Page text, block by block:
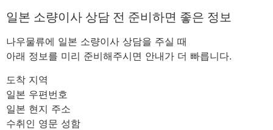
일본 소량이사 상담 전 준비하면 좋은 정보
나우물류에 일본 소량이사 상담을 주실 때
아래 정보를 미리 준비해주시면 안내가 더 빠릅니다.
도착 지역
일본 우편번호
일본 현지 주소
수취인 영문 성함